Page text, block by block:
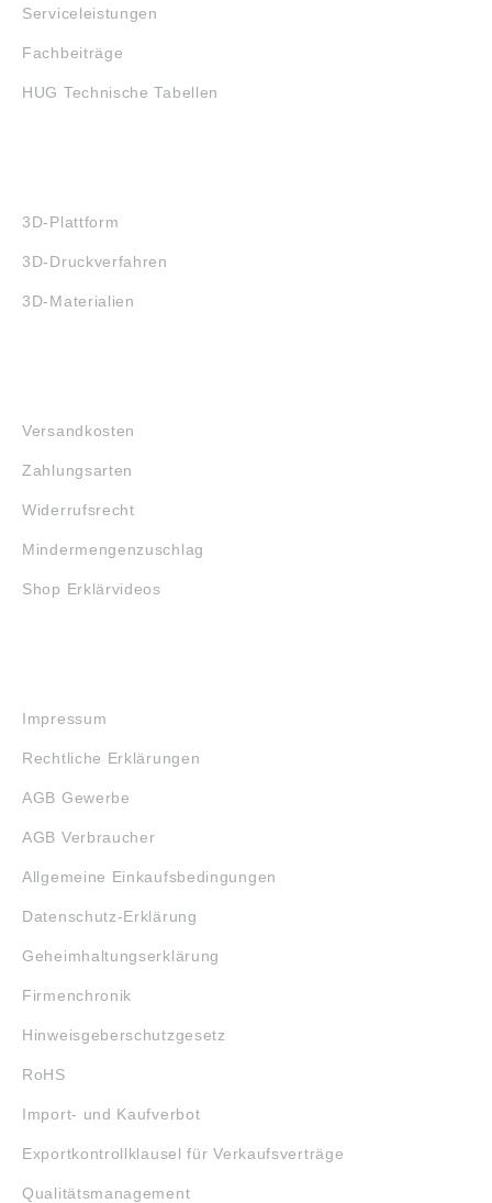
Serviceleistungen
Fachbeiträge
HUG Technische Tabellen
3D-Plattform
3D-Druckverfahren
3D-Materialien
Versandkosten
Zahlungsarten
Widerrufsrecht
Mindermengenzuschlag
Shop Erklärvideos
Impressum
Rechtliche Erklärungen
AGB Gewerbe
AGB Verbraucher
Allgemeine Einkaufsbedingungen
Datenschutz-Erklärung
Geheimhaltungserklärung
Firmenchronik
Hinweisgeberschutzgesetz
RoHS
Import- und Kaufverbot
Exportkontrollklausel für Verkaufsverträge
Qualitätsmanagement